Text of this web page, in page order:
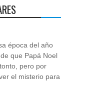
época del año
que Papá Noel
pero por
el misterio para